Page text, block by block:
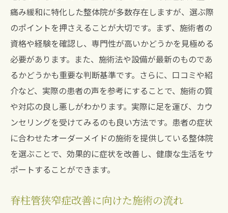
最新整体技術とその効果とは
革新的な施術法による痛み改善
脊柱管狭窄症への多角的アプローチ
整体で実現する自然治癒力の引き出し方
整体とリハビリの役割分担
施術者の専門性と患者への影響
脊柱管狭窄症の痛みを改善する整体治療法宝塚
市南口で健康に
痛みの根源にアプローチする方法
整体による健康維持と予防策
施術後のリハビリ計画の立て方
痛み緩和に特化した整体院が多数存在しますが、選ぶ際
のポイントを押さえることが大切です。まず、施術者の
資格や経験を確認し、専門性が高いかどうかを見極める
必要があります。また、施術法や設備が最新のものであ
るかどうかも重要な判断基準です。さらに、口コミや紹
介など、実際の患者の声を参考にすることで、施術の質
や対応の良し悪しがわかります。実際に足を運び、カウ
ンセリングを受けてみるのも良い方法です。患者の症状
に合わせたオーダーメイドの施術を提供している整体院
を選ぶことで、効果的に症状を改善し、健康な生活をサ
ポートすることができます。
脊柱管狭窄症改善に向けた施術の流れ